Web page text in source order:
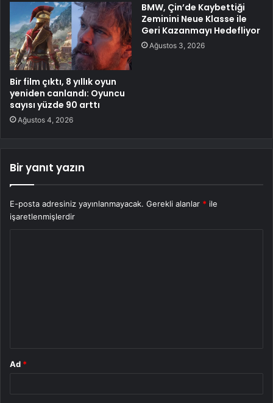
Bir film çıktı, 8 yıllık oyun
yeniden canlandı: Oyuncu
sayısı yüzde 90 arttı
Ağustos 4, 2026
BMW, Çin’de Kaybettiği
Zeminini Neue Klasse ile
Geri Kazanmayı Hedefliyor
Ağustos 3, 2026
Bir yanıt yazın
E-posta adresiniz yayınlanmayacak. Gerekli alanlar * ile
işaretlenmişlerdir
Ad *